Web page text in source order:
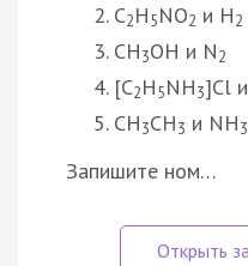
C2H5NO2 и H2
CH3OH и N2
[C2H5NH3]Cl
CH3CH3 и NH3
Запишите ном…